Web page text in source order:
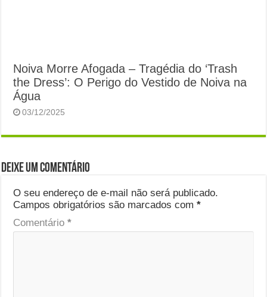
Noiva Morre Afogada – Tragédia do ‘Trash
the Dress’: O Perigo do Vestido de Noiva na
Água
03/12/2025
Deixe um comentário
O seu endereço de e-mail não será publicado.
Campos obrigatórios são marcados com*
Comentário*